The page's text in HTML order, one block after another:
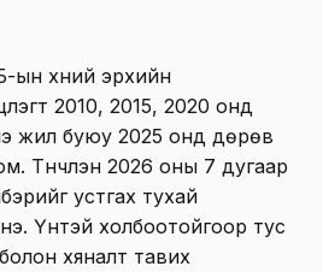
ын хүний эрхийн
2010, 2015, 2020 онд
жил буюу 2025 онд дөрөв
Түүнчлэн 2026 оны 7 дугаар
устгах тухай
Үүнтэй холбоотойгоор тус
хяналт тавих